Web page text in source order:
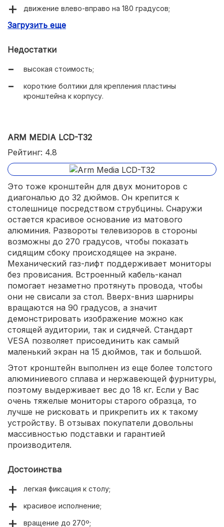
движение влево-вправо на 180 градусов;
смещение по горизонтали на 50 см.
Загрузить еще
Недостатки
высокая стоимость;
короткие болтики для крепления пластины
кронштейна к корпусу.
ARM MEDIA LCD-T32
Рейтинг: 4.8
Это тоже кронштейн для двух мониторов с
диагональю до 32 дюймов. Он крепится к
столешнице посредством струбцины. Снаружи
остается красивое основание из матового
алюминия. Развороты телевизоров в стороны
возможны до 270 градусов, чтобы показать
сидящим сбоку происходящее на экране.
Механический газ-лифт поддерживает мониторы
без провисания. Встроенный кабель-канал
помогает незаметно протянуть провода, чтобы
они не свисали за стол. Вверх-вниз шарниры
вращаются на 90 градусов, а значит
демонстрировать изображение можно как
стоящей аудитории, так и сидячей. Стандарт
VESA позволяет присоединить как самый
маленький экран на 15 дюймов, так и большой.
Этот кронштейн выполнен из еще более толстого
алюминиевого сплава и нержавеющей фурнитуры,
поэтому выдерживает вес до 18 кг. Если у Вас
очень тяжелые мониторы старого образца, то
лучше не рисковать и прикрепить их к такому
устройству. В отзывах покупатели довольны
массивностью подставки и гарантией
производителя.
Достоинства
легкая фиксация к столу;
красивое исполнение;
вращение до 270º;